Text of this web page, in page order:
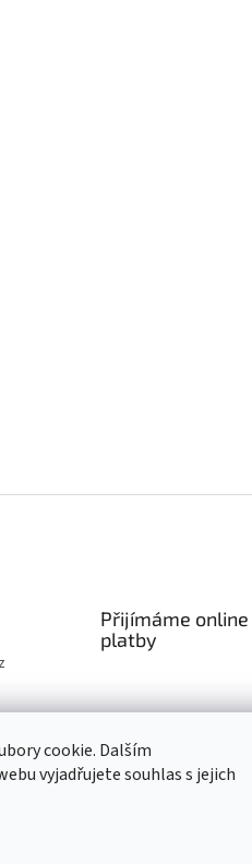
cookie. Dalším
vyjadřujete souhlas s jejich
Přijímáme online
platby